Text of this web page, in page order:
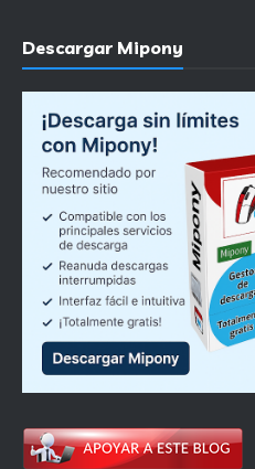
Descargar Mipony